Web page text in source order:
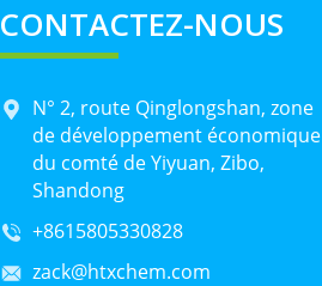
CONTACTEZ-NOUS
N° 2, route Qinglongshan, zone
de développement économique
du comté de Yiyuan, Zibo,
Shandong
+8615805330828
zack@htxchem.com